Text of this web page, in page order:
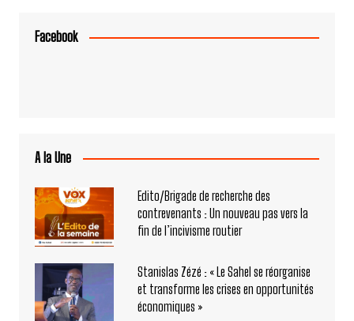
Facebook
A la Une
Edito/Brigade de recherche des
contrevenants : Un nouveau pas vers la
fin de l’incivisme routier
Stanislas Zézé : « Le Sahel se réorganise
et transforme les crises en opportunités
économiques »